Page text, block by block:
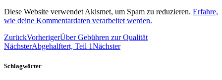
Diese Website verwendet Akismet, um Spam zu reduzieren. Erfahre,
wie deine Kommentardaten verarbeitet werden.
ZurückVorherigerÜber Gebühren zur Qualität
NächsterAbgehalftert, Teil 1Nächster
Schlagwörter